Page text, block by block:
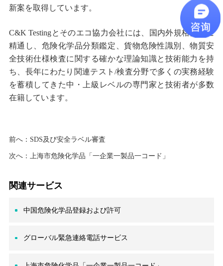
新案を取得しています。
C&K Testingとそのエコ協力会社には、国内外規格要求に
精通し、危険化学品分類鑑定、貨物危険性識別、物質安
全技術仕様検査に関する確かな理論知識と技術能力を持
ち、長年にわたり関連テスト/検査分野で多くの実務経験
を蓄積してきた中 ・
上級レベルの専門家と技術者が多数
在籍しています。
前へ： SDS及び安全ラベル審査
次へ： 上海市危険化学品「一企業一製品一コード」
関連サービス
中国危険化学品登録および許可
グローバル緊急連絡電話サービス